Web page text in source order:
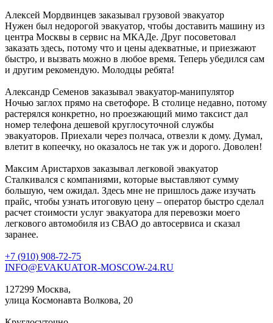
Алексей Мордвинцев заказывал грузовой эвакуатор
Нужен был недорогой эвакуатор, чтобы доставить машину из
центра Москвы в сервис на МКАДе. Друг посоветовал
заказать здесь, потому что и цены адекватные, и приезжают
быстро, и вызвать можно в любое время. Теперь убедился сам
и другим рекомендую. Молодцы ребята!
Александр Семенов заказывал эвакуатор-манипулятор
Ночью заглох прямо на светофоре. В столице недавно, потому
растерялся конкретно, но проезжающий мимо таксист дал
номер телефона дешевой круглосуточной службы
эвакуаторов. Приехали через полчаса, отвезли к дому. Думал,
влетит в копеечку, но оказалось не так уж и дорого. Доволен!
Максим Аристархов заказывал легковой эвакуатор
Сталкивался с компаниями, которые выставляют сумму
большую, чем ожидал. Здесь мне не пришлось даже изучать
прайс, чтобы узнать итоговую цену – оператор быстро сделал
расчет стоимости услуг эвакуатора для перевозки моего
легкового автомобиля из СВАО до автосервиса и сказал
заранее.
+7 (910) 908-72-75
INFO@EVAKUATOR-MOSCOW-24.RU
127299 Москва,
улица Космонавта Волкова, 20